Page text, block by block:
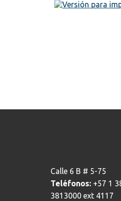
Calle 6 B # 5-75
Teléfonos: +57 1
3813000 ext 4117